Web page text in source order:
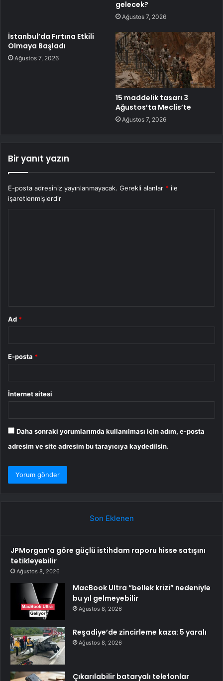
gelecek?
Ağustos 7, 2026
İstanbul’da Fırtına Etkili
Olmaya Başladı
Ağustos 7, 2026
15 maddelik tasarı 3
Ağustos’ta Meclis’te
Ağustos 7, 2026
Bir yanıt yazın
E-posta adresiniz yayınlanmayacak. Gerekli alanlar * ile
işaretlenmişlerdir
Ad *
E-posta *
İnternet sitesi
Daha sonraki yorumlarımda kullanılması için adım, e-posta
adresim ve site adresim bu tarayıcıya kaydedilsin.
Son Eklenen
JPMorgan’a göre güçlü istihdam raporu hisse satışını
tetikleyebilir
Ağustos 8, 2026
MacBook Ultra “bellek krizi” nedeniyle
bu yıl gelmeyebilir
Ağustos 8, 2026
Reşadiye’de zincirleme kaza: 5 yaralı
Ağustos 8, 2026
Çıkarılabilir bataryalı telefonlar